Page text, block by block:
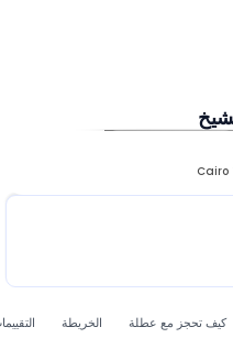
Cairo
كيف تحجز مع عطلة الخريطة